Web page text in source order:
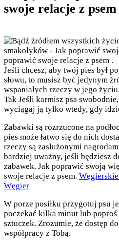
swoje relacje z psem
Jeśli chcesz, aby twój pies był
słowu, to musisz być jedynym
wspaniałych rzeczy w jego
Tak Jeśli karmisz psa
wyciągaj ją tylko wtedy, gdy
Zabawki są rozrzucone na
pies może łatwo się do nich
rzeczy są zasłużonymi
bardziej uważny, jeśli będziesz
zabawek. Jak poprawić swoją
swoje relacje z psem.
Węgier
W porze posiłku przygotuj psu
poczekać kilka minut lub
sztuczek. Zrozumie, że dostęp
współpracy z Tobą.